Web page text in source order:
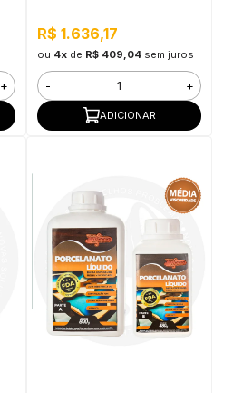
+
R$ 1.636,17
ou 4xde R$ 409,04 sem juros
- +
ADICIONAR